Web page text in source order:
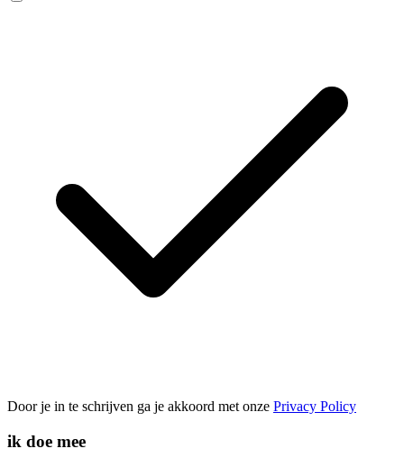
Door je in te schrijven ga je akkoord met onze Privacy Policy
ik doe mee